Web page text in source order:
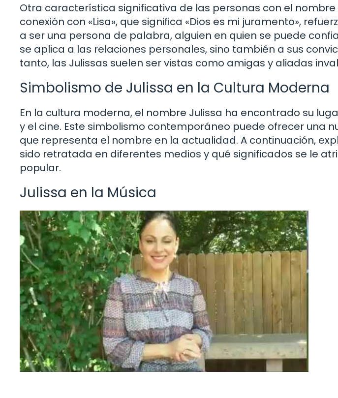
Otra característica significativa de las personas con el nombre
conexión con «Lisa», que significa «Dios es mi juramento»,
a ser una persona de palabra, alguien en quien se puede
se aplica a las relaciones personales, sino también a sus
tanto, las Julissas suelen ser vistas como amigas y aliadas
Simbolismo de Julissa en la Cultura Moderna
En la cultura moderna, el nombre Julissa ha encontrado su
y el cine. Este simbolismo contemporáneo puede ofrecer una
que representa el nombre en la actualidad. A continuación,
sido retratada en diferentes medios y qué significados se le
popular.
Julissa en la Música